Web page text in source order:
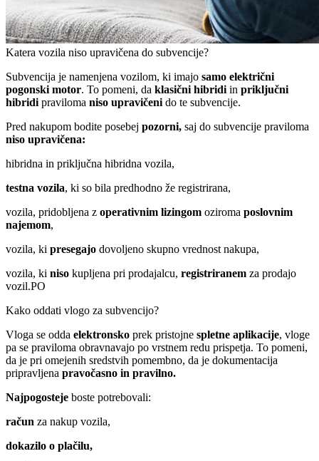
Katera vozila niso upravičena do subvencije?
Subvencija je namenjena vozilom, ki imajo samo električni
pogonski motor. To pomeni, da klasični hibridiin priključni
hibridipraviloma niso upravičenido te subvencije.
Pred nakupom bodite posebej pozorni, saj do subvencije praviloma
niso upravičena:
hibridna in priključna hibridna vozila,
testna vozila, ki so bila predhodno že registrirana,
vozila, pridobljena z operativnim lizingom oziroma poslovnim
najemom,
vozila, ki presegajo dovoljeno skupno vrednost nakupa,
vozila, ki niso kupljena pri prodajalcu, registriranem za prodajo
vozil.PO
Kako oddati vlogo za subvencijo?
Vloga se odda elektronsko prek pristojne spletne aplikacije, vloge
pa se praviloma obravnavajo po vrstnem redu prispetja. To pomeni,
da je pri omejenih sredstvih pomembno, da je dokumentacija
pripravljena pravočasno in pravilno.
Najpogosteje boste potrebovali:
račun za nakup vozila,
dokazilo o plačilu,